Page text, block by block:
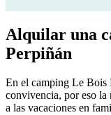
Alquilar una
Perpiñán
En el camping Le Bois
convivencia, por eso la
a las vacaciones en